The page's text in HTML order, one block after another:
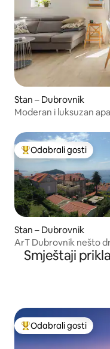
Stan – Dubrovnik
Moderan i luksuzan
Među najviše
Odabrali gosti
Stan – Dubrovnik
ArT Dubrovnik
Smještaji
Među najviše
Odabrali gosti